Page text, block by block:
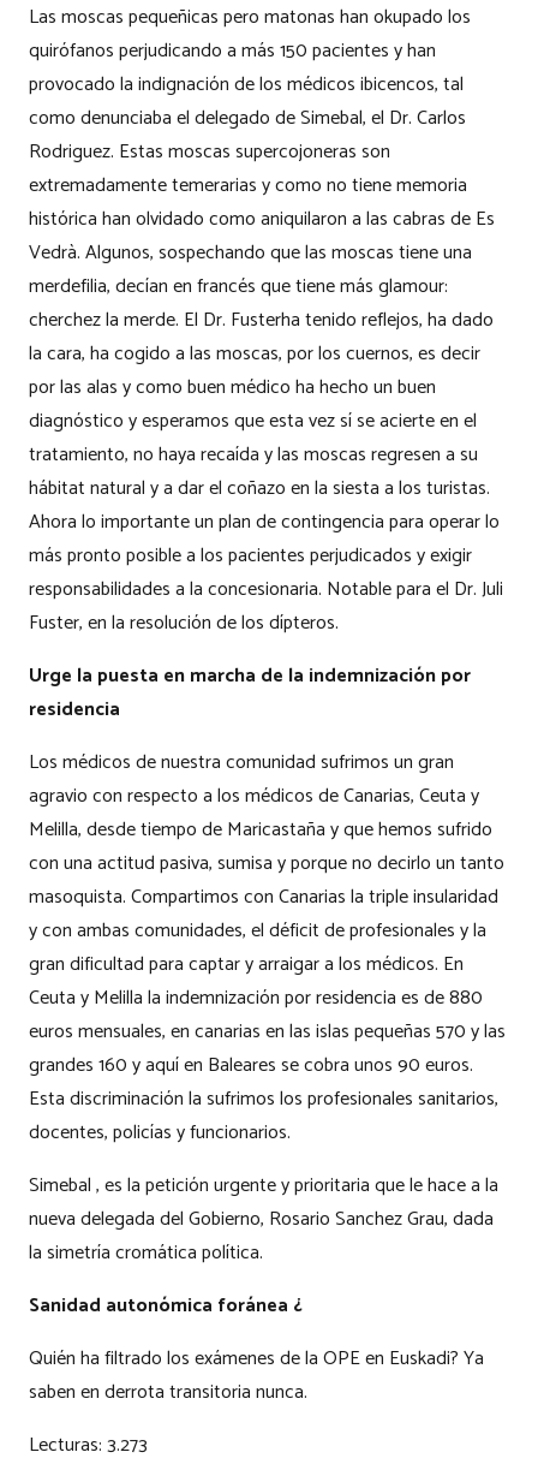
Las moscas pequeñicas pero matonas han okupado los
quirófanos perjudicando a más 150 pacientes y han
provocado la indignación de los médicos ibicencos, tal
como denunciaba el delegado de Simebal, el Dr. Carlos
Rodriguez. Estas moscas supercojoneras son
extremadamente temerarias y como no tiene memoria
histórica han olvidado como aniquilaron a las cabras de Es
Vedrà. Algunos, sospechando que las moscas tiene una
merdefilia, decían en francés que tiene más glamour:
cherchez la merde. El Dr. Fusterha tenido reflejos, ha dado
la cara, ha cogido a las moscas, por los cuernos, es decir
por las alas y como buen médico ha hecho un buen
diagnóstico y esperamos que esta vez sí se acierte en el
tratamiento, no haya recaída y las moscas regresen a su
hábitat natural y a dar el coñazo en la siesta a los turistas.
Ahora lo importante un plan de contingencia para operar lo
más pronto posible a los pacientes perjudicados y exigir
responsabilidades a la concesionaria. Notable para el Dr. Juli
Fuster, en la resolución de los dípteros.
Urge la puesta en marcha de la indemnización por
residencia
Los médicos de nuestra comunidad sufrimos un gran
agravio con respecto a los médicos de Canarias, Ceuta y
Melilla, desde tiempo de Maricastaña y que hemos sufrido
con una actitud pasiva, sumisa y porque no decirlo un tanto
masoquista. Compartimos con Canarias la triple insularidad
y con ambas comunidades, el déficit de profesionales y la
gran dificultad para captar y arraigar a los médicos. En
Ceuta y Melilla la indemnización por residencia es de 880
euros mensuales, en canarias en las islas pequeñas 570 y las
grandes 160 y aquí en Baleares se cobra unos 90 euros.
Esta discriminación la sufrimos los profesionales sanitarios,
docentes, policías y funcionarios.
Simebal , es la petición urgente y prioritaria que le hace a la
nueva delegada del Gobierno, Rosario Sanchez Grau, dada
la simetría cromática política.
Sanidad autonómica foránea ¿
Quién ha filtrado los exámenes de la OPE en Euskadi? Ya
saben en derrota transitoria nunca.
Lecturas:3.273